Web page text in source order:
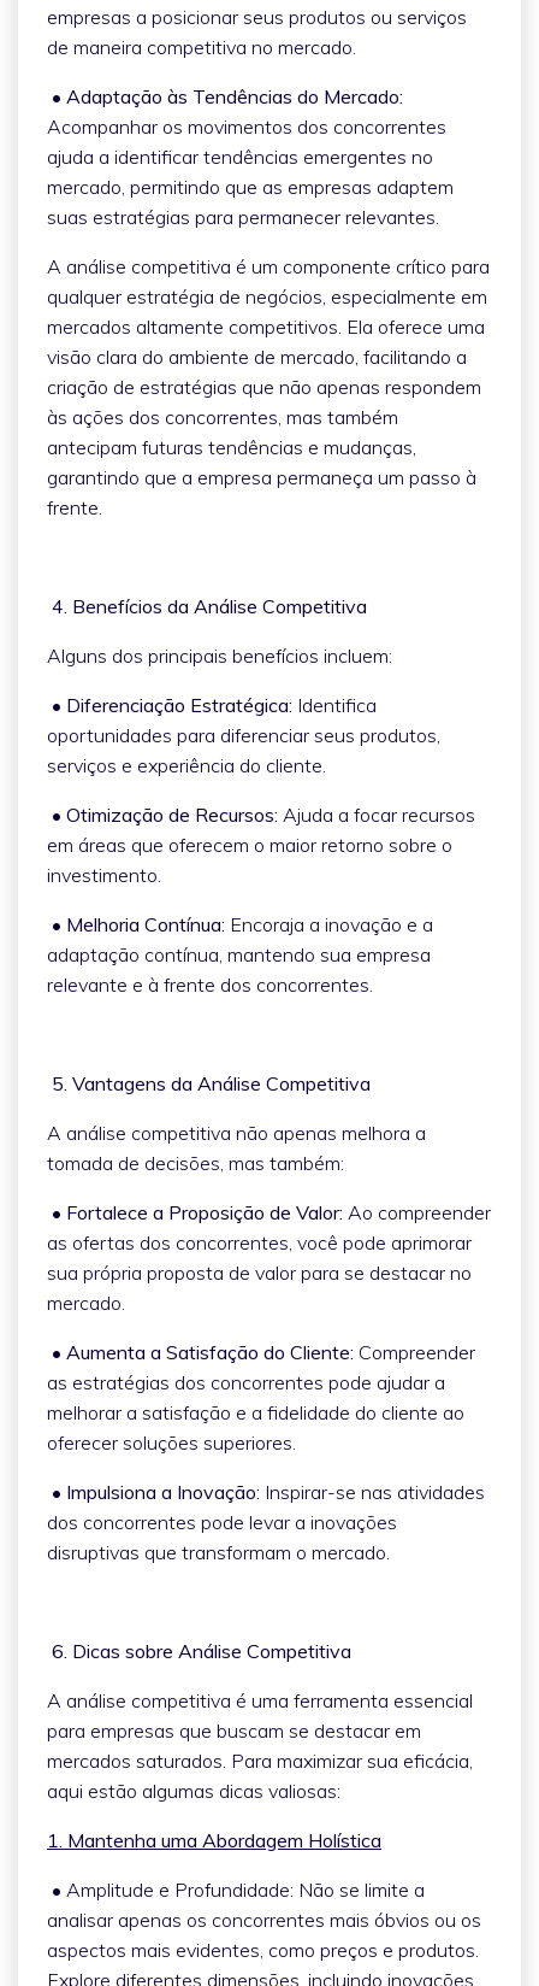
empresas a posicionar seus produtos ou serviços
de maneira competitiva no mercado.
• Adaptação às Tendências do Mercado:
Acompanhar os movimentos dos concorrentes
ajuda a identificar tendências emergentes no
mercado, permitindo que as empresas adaptem
suas estratégias para permanecer relevantes.
A análise competitiva é um componente crítico para
qualquer estratégia de negócios, especialmente em
mercados altamente competitivos. Ela oferece uma
visão clara do ambiente de mercado, facilitando a
criação de estratégias que não apenas respondem
às ações dos concorrentes, mas também
antecipam futuras tendências e mudanças,
garantindo que a empresa permaneça um passo à
frente.
4. Benefícios da Análise Competitiva
Alguns dos principais benefícios incluem:
• Diferenciação Estratégica: Identifica
oportunidades para diferenciar seus produtos,
serviços e experiência do cliente.
• Otimização de Recursos: Ajuda a focar recursos
em áreas que oferecem o maior retorno sobre o
investimento.
• Melhoria Contínua: Encoraja a inovação e a
adaptação contínua, mantendo sua empresa
relevante e à frente dos concorrentes.
5. Vantagens da Análise Competitiva
A análise competitiva não apenas melhora a
tomada de decisões, mas também:
• Fortalece a Proposição de Valor: Ao compreender
as ofertas dos concorrentes, você pode aprimorar
sua própria proposta de valor para se destacar no
mercado.
• Aumenta a Satisfação do Cliente: Compreender
as estratégias dos concorrentes pode ajudar a
melhorar a satisfação e a fidelidade do cliente ao
oferecer soluções superiores.
• Impulsiona a Inovação: Inspirar-se nas atividades
dos concorrentes pode levar a inovações
disruptivas que transformam o mercado.
6. Dicas sobre Análise Competitiva
A análise competitiva é uma ferramenta essencial
para empresas que buscam se destacar em
mercados saturados. Para maximizar sua eficácia,
aqui estão algumas dicas valiosas:
1. Mantenha uma Abordagem Holística
• Amplitude e Profundidade: Não se limite a
analisar apenas os concorrentes mais óbvios ou os
aspectos mais evidentes, como preços e produtos.
Explore diferentes dimensões, incluindo inovações